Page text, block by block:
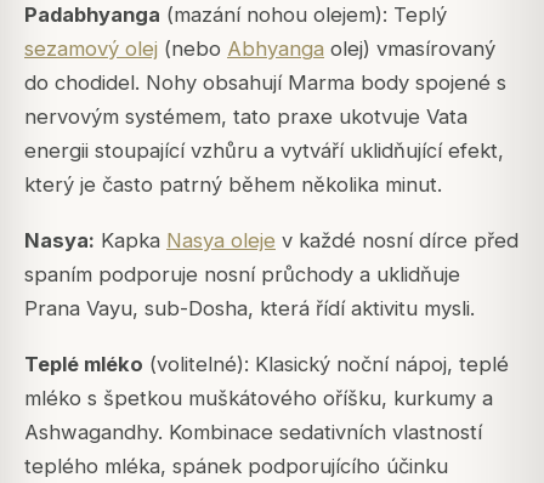
Padabhyanga (mazání nohou olejem): Teplý
sezamový olej (nebo Abhyanga olej) vmasírovaný
do chodidel. Nohy obsahují Marma body spojené s
nervovým systémem, tato praxe ukotvuje Vata
energii stoupající vzhůru a vytváří uklidňující efekt,
který je často patrný během několika minut.
Nasya: Kapka Nasya oleje v každé nosní dírce před
spaním podporuje nosní průchody a uklidňuje
Prana Vayu, sub-Dosha, která řídí aktivitu mysli.
Teplé mléko (volitelné): Klasický noční nápoj, teplé
mléko s špetkou muškátového oříšku, kurkumy a
Ashwagandhy. Kombinace sedativních vlastností
teplého mléka, spánek podporujícího účinku